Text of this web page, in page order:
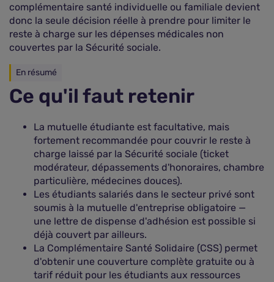
complémentaire santé individuelle ou familiale devient
donc la seule décision réelle à prendre pour limiter le
reste à charge sur les dépenses médicales non
couvertes par la Sécurité sociale.
En résumé
Ce qu'il faut retenir
La mutuelle étudiante est facultative, mais
fortement recommandée pour couvrir le reste à
charge laissé par la Sécurité sociale (ticket
modérateur, dépassements d'honoraires, chambre
particulière, médecines douces).
Les étudiants salariés dans le secteur privé sont
soumis à la mutuelle d'entreprise obligatoire —
une lettre de dispense d'adhésion est possible si
déjà couvert par ailleurs.
La Complémentaire Santé Solidaire (CSS) permet
d'obtenir une couverture complète gratuite ou à
tarif réduit pour les étudiants aux ressources